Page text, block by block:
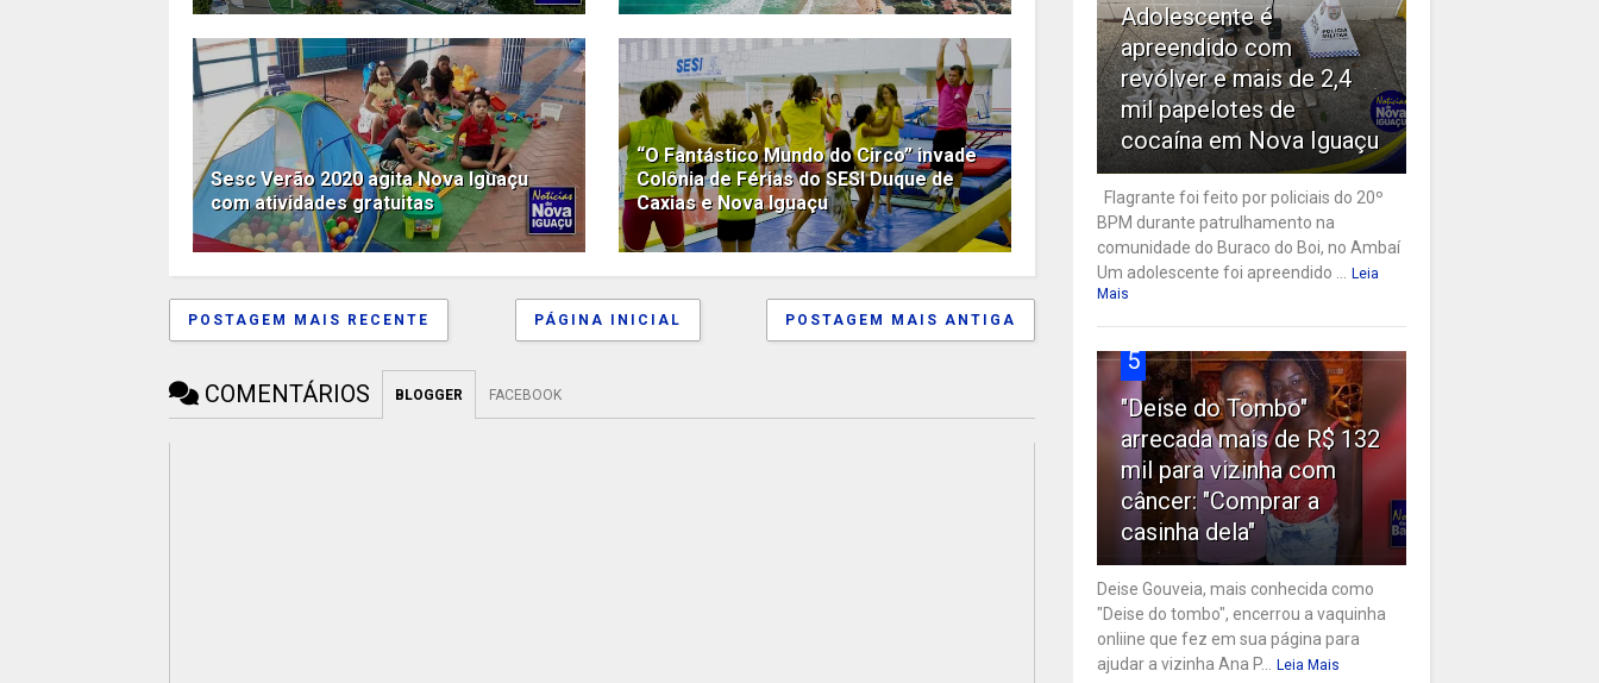
Sesc Verão 2020 agita Nova Iguaçu
com atividades gratuitas
“O Fantástico Mundo do Circo” invade
Colônia de Férias do SESI Duque de
Caxias e Nova Iguaçu
POSTAGEM MAIS RECENTE POSTAGEM MAIS ANTIGA
PÁGINA INICIAL
COMENTÁRIOS BLOGGER FACEBOOK
Adolescente é
apreendido com
revólver e mais de 2,4
mil papelotes de
cocaína em Nova Iguaçu
Flagrante foi feito por policiais do 20º
BPM durante patrulhamento na
comunidade do Buraco do Boi, no Ambaí
Um adolescente foi apreendido ...
Leia
Mais
5
"Deise do Tombo"
arrecada mais de R$ 132
mil para vizinha com
câncer: "Comprar a
casinha dela"
Deise Gouveia, mais conhecida como
"Deise do tombo", encerrou a vaquinha
onliine que fez em sua página para
ajudar a vizinha Ana P...
Leia Mais